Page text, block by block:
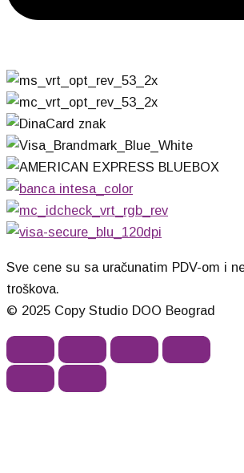
Sve cene su sa uračunatim PDV-om i
troškova.
© 2025 Copy Studio DOO Beograd